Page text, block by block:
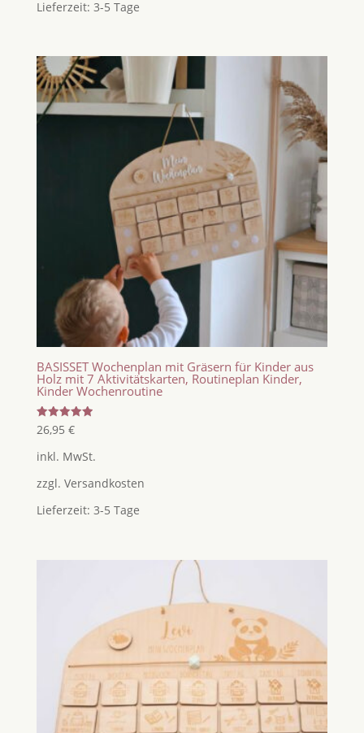
Lieferzeit: 3-5 Tage
BASISSET Wochenplan mit Gräsern für Kinder aus
Holz mit 7 Aktivitätskarten, Routineplan Kinder,
Kinder Wochenroutine
Bewertet
mit
von 5
26,95 €
inkl. MwSt.
zzgl. Versandkosten
Lieferzeit: 3-5 Tage